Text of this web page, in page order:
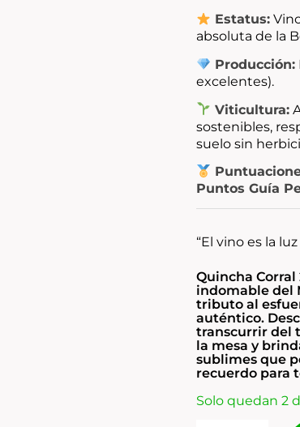
Estatus:
absoluta de la
Producción:
excelentes).
Viticultura:
sostenibles,
suelo sin
Puntos Guía
“El vino es la
Quincha Corral
indomable del
tributo al
auténtico.
transcurrir del
la mesa y
sublimes que
recuerdo para
Solo quedan 2